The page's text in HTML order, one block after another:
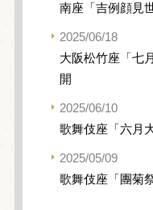
南座「吉例顔見
2025/06/18
大阪松竹座「七
開
2025/06/10
歌舞伎座「六月
2025/05/09
歌舞伎座「團菊